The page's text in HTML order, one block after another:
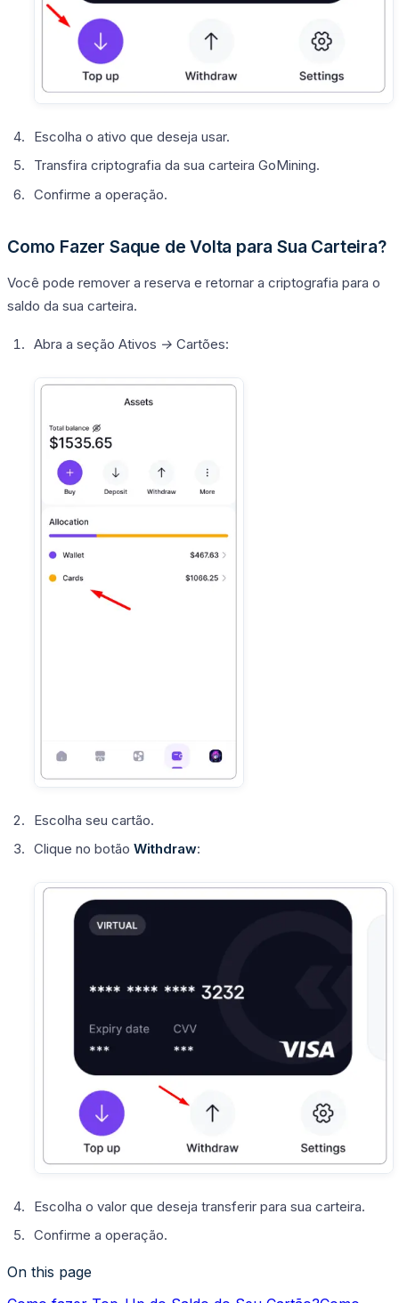
Escolha o ativo que deseja usar.
Transfira criptografia da sua carteira GoMining.
Confirme a operação.
Como Fazer Saque de Volta para Sua Carteira?
Você pode remover a reserva e retornar a criptografia para o
saldo da sua carteira.
Abra a seção Ativos → Cartões:
Escolha seu cartão.
Clique no botão Withdraw:
Escolha o valor que deseja transferir para sua carteira.
Confirme a operação.
On this page